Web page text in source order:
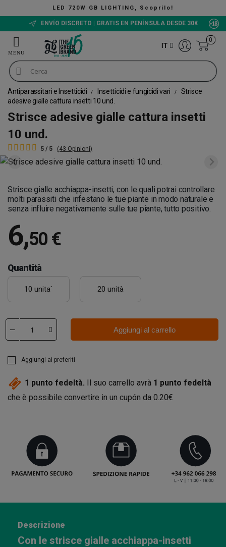
LED 720W GB LIGHTING, Scoprilo!
ENVÍO DISCRETO | GRATIS EN PENÍNSULA DESDE 30€
IT
0
Antiparassitari e Insetticidi Insetticidi e fungicidi vari
Strisce
adesive gialle cattura insetti 10 und.
Strisce adesive gialle cattura insetti
10 und.
5 / 5 (43 Opinioni)
Strisce gialle acchiappa-insetti, con le quali potrai controllare
molti parassiti che infestano le tue piante in modo naturale e
senza influire negativamente sulle tue piante, tutto positivo.
6,50 €
Quantità
10 unita` 20 unità
Aggiungi al carrello
Aggiungi ai preferiti
1 punto fedeltà. Il suo carrello avrà 1 punto fedeltà
che è possibile convertire in un cupón da 0.20€
Descrizione
Con le strisce gialle acchiappa-insetti